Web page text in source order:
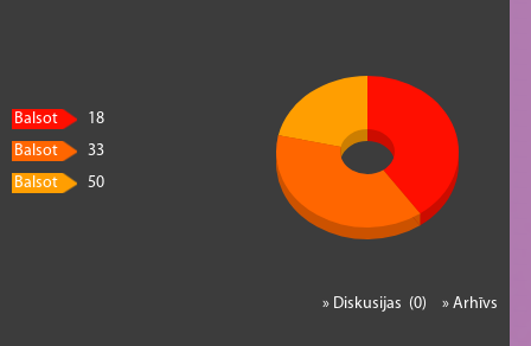
Balsot
18
Balsot
33
Balsot
50
» Arhīvs
» Diskusijas (0)